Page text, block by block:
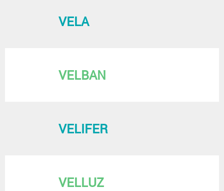
VELA
VELBAN
VELIFER
VELLUZ